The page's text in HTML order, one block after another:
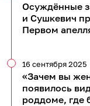
Осуждённые
и Сушкевич
Первом
«Зачем вы
появилось
роддоме, где
16 сентября 2025